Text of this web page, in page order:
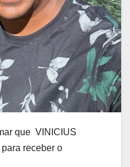
que VINICIUS
receber o